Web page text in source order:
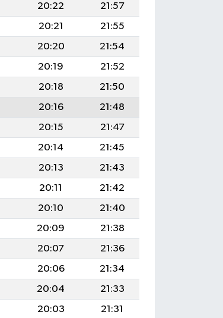
20:22
21:57
20:21
21:55
20:20
21:54
20:19
21:52
20:18
21:50
20:16
21:48
20:15
21:47
20:14
21:45
20:13
21:43
20:11
21:42
20:10
21:40
20:09
21:38
20:07
21:36
20:06
21:34
20:04
21:33
20:03
21:31